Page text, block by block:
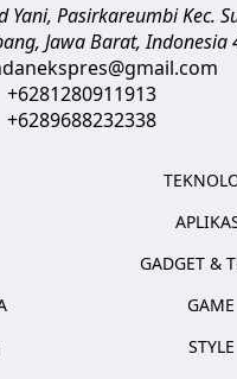
Yani, Pasirkareumbi Kec.
Jawa Barat,Indonesia
+6281280911913
+6289688232338
GADGET &
GAME
STYLE